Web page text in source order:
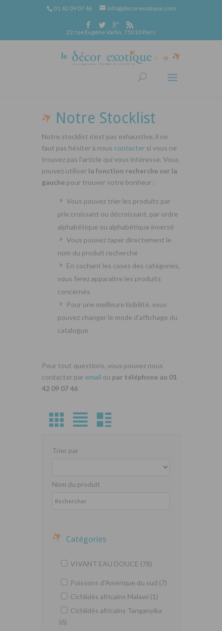
01 42 09 07 46 info@decorexotique.com
22 rue Eugène Varlin, 75010 Paris
Notre Stocklist
Notre stocklist n’est pas exhaustive, il ne
faut pas hésiter à nous contacter si vous ne
trouvez pas l’article qui vous intéresse. Vous
pouvez utiliser la fonction recherche sur la
gauche pour trouver votre bonheur :
Vous pouvez trier les produits par
prix croissant ou décroissant, par ordre
alphabétique ou alphabétique inversé
Vous pouvez taper directement le
nom du produit recherché
En cochant les cases des catégories,
vous ferez apparaitre les produits
concernés
Pour une meilleure lisibilité, vous
pouvez changer le mode d’affichage du
catalogue
Pour tout questions, vous pouvez nous
contacter par email ou par téléphone au 01
42 09 07 46
Trier par
Nom du produit
Catégories
VIVANT EAU DOUCE (78)
Poissons d'Amérique du sud (7)
Cichlidés africains Malawi (1)
Cichlidés africains Tanganyika
(6)